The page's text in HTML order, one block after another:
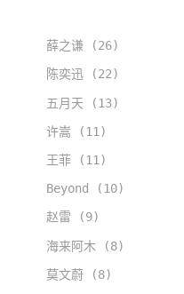
薛之谦 (26)
陈奕迅 (22)
五月天 (13)
许嵩 (11)
王菲 (11)
Beyond (10)
赵雷 (9)
海来阿木 (8)
莫文蔚 (8)